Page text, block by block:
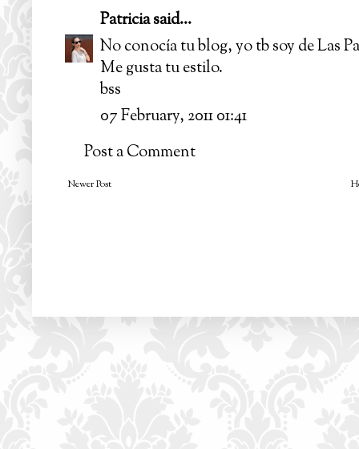
Patriciasaid...
No conocía tu blog, yo tb soy de Las
Me gusta tu estilo.
bss
07 February, 2011 01:41
Post a Comment
Newer Post